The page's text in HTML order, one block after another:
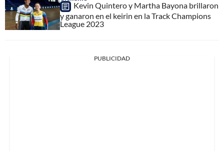
Kevin Quintero y Martha Bayona brillaron
y ganaron en el keirin en la Track Champions
League 2023
PUBLICIDAD